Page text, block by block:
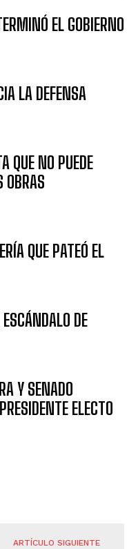
EL GOBIERNO
LA DEFENSA
QUE NO PUEDE
OBRAS
QUE PATEÓ EL
DE
Y SENADO
ELECTO
ARTÍCULO SIGUIENTE